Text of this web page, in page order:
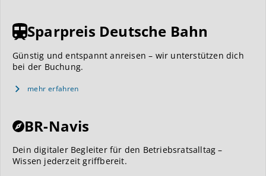
Sparpreis Deutsche Bahn
Günstig und entspannt anreisen – wir unterstützen dich
bei der Buchung.
mehr erfahren
BR-Navis
Dein digitaler Begleiter für den Betriebsratsalltag –
Wissen jederzeit griffbereit.